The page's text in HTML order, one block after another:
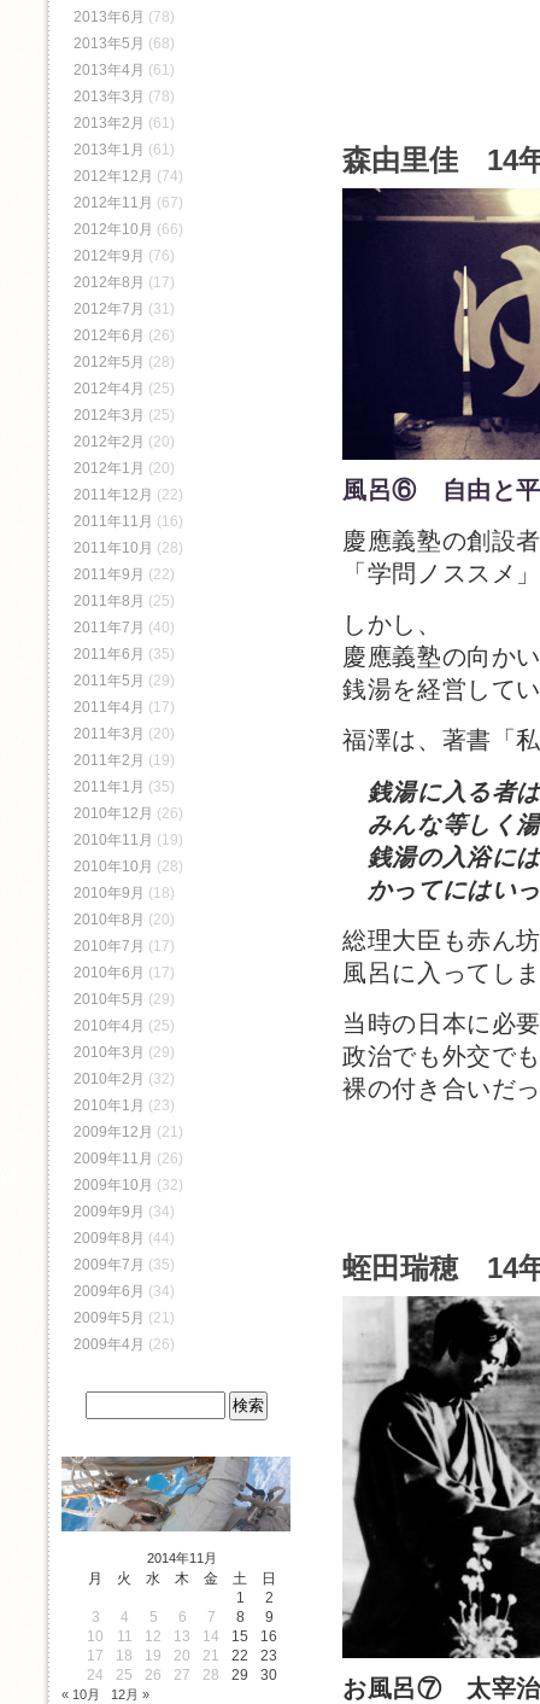
森由里佳 14
風呂⑥ 自由と平
慶應義塾の創設
「学問ノススメ
しかし、
慶應義塾の向か
銭湯を経営して
福澤は、著書「
銭湯に入る者
みんな等しく
銭湯の入浴に
かってにはい
総理大臣も赤ん
風呂に入ってし
当時の日本に必
政治でも外交で
裸の付き合いだ
蛭田瑞穂 14
お風呂⑦ 太宰
2013年6月 (78)
2013年5月 (68)
2013年4月 (61)
2013年3月 (78)
2013年2月 (61)
2013年1月 (61)
2012年12月 (74)
2012年11月 (67)
2012年10月 (66)
2012年9月 (76)
2012年8月 (17)
2012年7月 (31)
2012年6月 (26)
2012年5月 (28)
2012年4月 (25)
2012年3月 (25)
2012年2月 (20)
2012年1月 (20)
2011年12月 (22)
2011年11月 (16)
2011年10月 (28)
2011年9月 (22)
2011年8月 (25)
2011年7月 (40)
2011年6月 (35)
2011年5月 (29)
2011年4月 (17)
2011年3月 (20)
2011年2月 (19)
2011年1月 (35)
2010年12月 (26)
2010年11月 (19)
2010年10月 (28)
2010年9月 (18)
2010年8月 (20)
2010年7月 (17)
2010年6月 (17)
2010年5月 (29)
2010年4月 (25)
2010年3月 (29)
2010年2月 (32)
2010年1月 (23)
2009年12月 (21)
2009年11月 (26)
2009年10月 (32)
2009年9月 (34)
2009年8月 (44)
2009年7月 (35)
2009年6月 (34)
2009年5月 (21)
2009年4月 (26)
2014年11月
月 火 水 木 金 土
日
1
2
3
4 5 6 7 8
9
10
11 12 13 14 15
16
17
18 19 20 21 22
23
24
25 26 27 28 29 30
« 10月 12月 »